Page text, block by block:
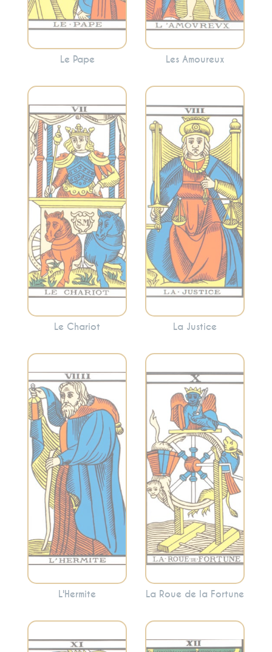
Le Pape Les Amoureux
Évoque la volonté,
la détermination, le
contrôle et
l’avancement. Le
Chariot indique
souvent la
nécessité de
surmonter les
obstacles avec
détermination.
Le Chariot
Représente
l’équilibre, la justice
et les
conséquences.
Cette carte peut
signaler la
nécessité de
prendre des
décisions
équitables ou de
faire face aux
conséquences de
vos actions.
La Justice
Incarne la
recherche
intérieure, la
sagesse solitaire et
l’introspection.
L’Hermite invite
souvent à se retirer
temporairement
pour trouver des
réponses à
l’intérieur.
L'Hermite
Évoque le
changement, les
cycles et les
opportunités. Cette
carte indique que
les choses sont en
mouvement et que
vous êtes à un point
tournant.
La Roue de la Fortune